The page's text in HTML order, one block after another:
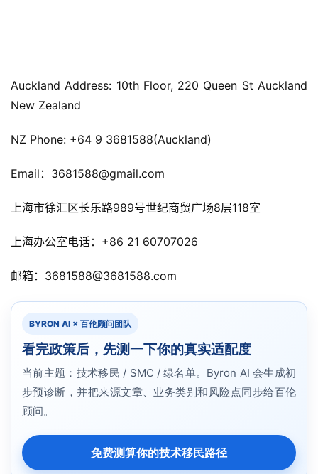
Auckland Address: 10th Floor, 220 Queen St Auckland
New Zealand
NZ Phone: +64 9 3681588(Auckland)
Email：3681588@gmail.com
上海市徐汇区长乐路989号世纪商贸广场8层118室
上海办公室电话：+86 21 60707026
邮箱：3681588@3681588.com
BYRON AI × 百伦顾问团队
看完政策后，先测一下你的真实适配度
当前主题：技术移民 / SMC / 绿名单。Byron AI 会生成初
步预诊断，并把来源文章、业务类别和风险点同步给百伦
顾问。
免费测算你的技术移民路径